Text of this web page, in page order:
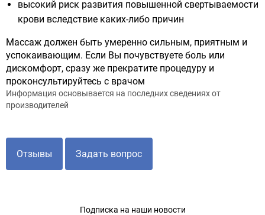
высокий риск развития повышенной свертываемости
крови вследствие каких-либо причин
Массаж должен быть умеренно сильным, приятным и
успокаивающим. Если Вы почувствуете боль или
дискомфорт, сразу же прекратите процедуру и
проконсультируйтесь с врачом
Информация основывается на последних сведениях от
производителей
Отзывы Задать вопрос
Подписка на наши новости